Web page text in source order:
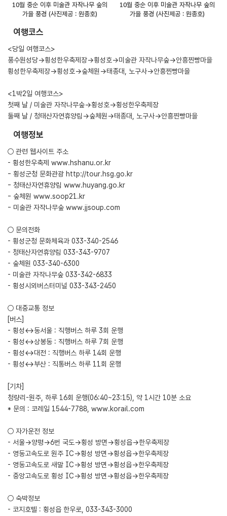
10월 중순 이후 미술관 자작나무 숲의
가을 풍경 (사진제공 : 원종호)
10월 중순 이후 미술관 자작나무 숲의
가을 풍경 (사진제공 : 원종호)
여행코스
<당일 여행코스>
풍수원성당→횡성한우축제장→횡성호→미술관 자작나무숲→안흥찐빵마을
횡성한우축제장→횡성호→숲체원→태종대, 노구사→안흥찐빵마을
<1박2일 여행코스>
첫째 날 / 미술관 자작나무숲→횡성호→횡성한우축제장
둘째 날 / 청태산자연휴양림→숲체원→태종대, 노구사→안흥찐빵마을
여행정보
○ 관련 웹사이트 주소
- 횡성한우축제 www.hshanu.or.kr
- 횡성군청 문화관광 http://tour.hsg.go.kr
- 청태산자연휴양림 www.huyang.go.kr
- 숲체원 www.soop21.kr
- 미술관 자작나무숲 www.jjsoup.com
○ 문의전화
- 횡성군청 문화체육과 033-340-2546
- 청태산자연휴양림 033-343-9707
- 숲체원 033-340-6300
- 미술관 자작나무숲 033-342-6833
- 횡성시외버스터미널 033-343-2450
○ 대중교통 정보
[버스]
- 횡성↔동서울 : 직행버스 하루 3회 운행
- 횡성↔상봉동 : 직행버스 하루 7회 운행
- 횡성↔대전 : 직행버스 하루 14회 운행
- 횡성↔부산 : 직통버스 하루 11회 운행
[기차]
청량리-원주, 하루 16회 운행(06:40~23:15), 약 1시간 10분 소요
* 문의 : 코레일 1544-7788, www.korail.com
○ 자가운전 정보
- 서울→양평→6번 국도→횡성 방면→횡성읍→한우축제장
- 영동고속도로 원주 IC→횡성 방면→횡성읍→한우축제장
- 영동고속도로 새말 IC→횡성 방면→횡성읍→한우축제장
- 중앙고속도로 횡성 IC→횡성 방면→횡성읍→한우축제장
○ 숙박정보
- 코지호텔 : 횡성읍 한우로, 033-343-3000